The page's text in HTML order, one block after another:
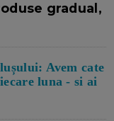
gradual,
Avem cate
luna - si ai